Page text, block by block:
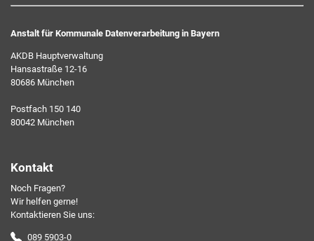
einverstanden. Detaillierte Informationen zur Verarbeitung
Anstalt für Kommunale Datenverarbeitung in Bayern
AKDB Hauptverwaltung
Hansastraße 12-16
80686 München
Postfach 150 140
80042 München
Kontakt
Noch Fragen?
Wir helfen gerne!
Kontaktieren Sie uns:
089 5903-0